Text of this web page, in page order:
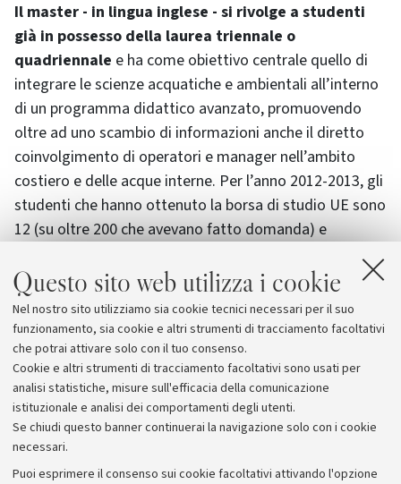
Questo sito web utilizza i cookie
Nel nostro sito utilizziamo sia cookie tecnici necessari per il suo
funzionamento, sia cookie e altri strumenti di tracciamento facoltativi
che potrai attivare solo con il tuo consenso.
Cookie e altri strumenti di tracciamento facoltativi sono usati per
analisi statistiche, misure sull'efficacia della comunicazione
istituzionale e analisi dei comportamenti degli utenti.
Se chiudi questo banner continuerai la navigazione solo con i cookie
necessari.
Puoi esprimere il consenso sui cookie facoltativi attivando l'opzione
Il master - in lingua inglese - si rivolge a studenti
già in possesso della laurea triennale o
quadriennale e ha come obiettivo centrale quello di
integrare le scienze acquatiche e ambientali all’interno
di un programma didattico avanzato, promuovendo
oltre ad uno scambio di informazioni anche il diretto
coinvolgimento di operatori e manager nell’ambito
costiero e delle acque interne. Per l’anno 2012-2013, gli
studenti che hanno ottenuto la borsa di studio UE sono
12 (su oltre 200 che avevano fatto domanda) e
Armenia, Tunisia, Turchia, Spagna, Germania e Albania. A
Ravenna saranno preparati a un futuro di manager o
esperti di Gestione integrata delle acque interne e
costiere.
Archivio